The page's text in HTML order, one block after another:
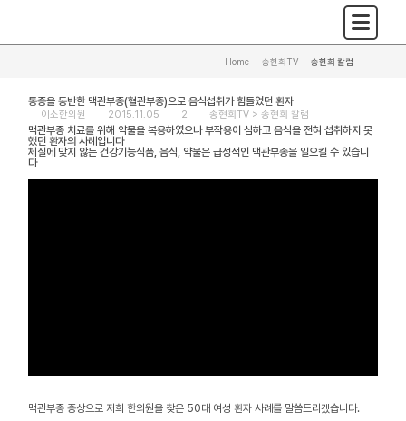
Home 송현희TV 송현희 칼럼
통증을 동반한 맥관부종(혈관부종)으로 음식섭취가 힘들었던 환자
이소한의원 2015.11.05 2 송현희TV >송현희 칼럼
맥관부종 치료를 위해 약물을 복용하였으나 부작용이 심하고 음식을 전혀 섭취하지 못
했던 환자의 사례입니다
체질에 맞지 않는 건강기능식품, 음식, 약물은 급성적인 맥관부종을 일으킬 수 있습니
다
맥관부종 증상으로 저희 한의원을 찾은 50대 여성 환자 사례를 말씀드리겠습니다.